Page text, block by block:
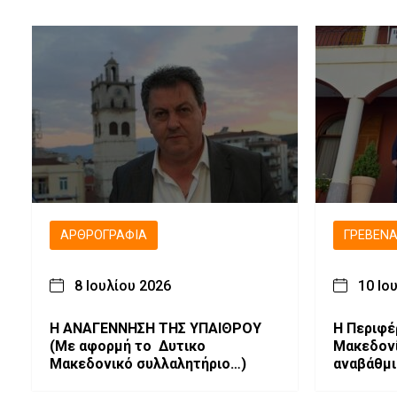
ΑΡΘΡΟΓΡΑΦΊΑ
8 Ιουλίου 2026
Η ΑΝΑΓΕΝΝΗΣΗ ΤΗΣ ΥΠΑΙΘΡΟΥ
(Με αφορμή το Δυτικο
Μακεδονικό συλλαλητήριο…)
10
Η